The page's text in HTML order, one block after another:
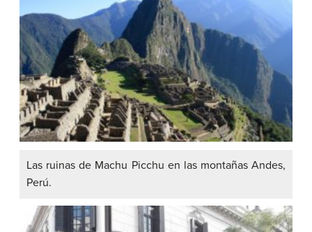
Las ruinas de Machu Picchu en las montañas Andes,
Perú.